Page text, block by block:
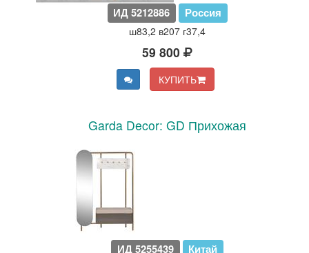
ИД 5212886 Россия
ш83,2 в207 г37,4
59 800
КУПИТЬ
Garda Decor: GD Прихожая
ИД 5255439 Китай